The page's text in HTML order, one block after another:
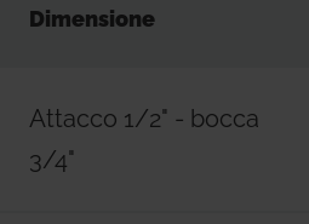
Dimensione
Attacco 1/2" - bocca
3/4"